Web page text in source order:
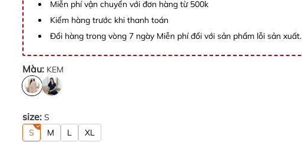
Miễn phí vận chuyển với đơn hàng từ 500k
Kiểm hàng trước khi thanh toán
Đổi hàng trong vòng 7 ngày Miễn phí đổi với sản phẩm lỗi sản xuất.
Màu: KEM
size: S
S
M L XL